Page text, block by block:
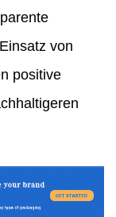
von
positive